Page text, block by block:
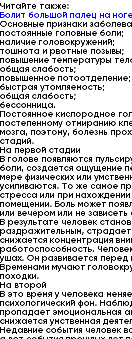
Читайте также:
Болит большой палец на
Основные признаки
постоянные головные боли;
наличие головокружений;
тошнота и рвотные позывы;
повышение температуры
общая слабость;
повышенное потоотделение;
быстрая утомляемость;
общая слабость;
бессонница.
Постоянное кислородное
постепенному отмиранию
мозга, поэтому, болезнь
стадий.
На первой стадии
В голове появляются
боли, создается ощущение
мере физических или
усиливаются. То же самое
стресса или при
помещении. Боль может
или вечером или не зависеть
В результате человек
раздражительным,
снижается концентрация
работоспособность.
ушах. Он развивается перед
Временами мучают
походки.
На второй
В это время у человека
психологический фон.
пропадает эмоциональная
снижается умственная
Недавние события человек